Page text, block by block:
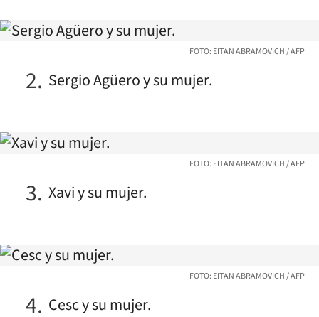
FOTO: EITAN ABRAMOVICH / AFP
Sergio Agüero y su mujer.
FOTO: EITAN ABRAMOVICH / AFP
Xavi y su mujer.
FOTO: EITAN ABRAMOVICH / AFP
Cesc y su mujer.